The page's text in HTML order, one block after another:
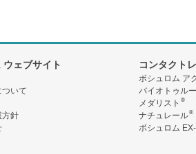
ウェブサイト
いて
方針
コンタクト
ボシュロム ア
バイオトゥルー
メダリスト ®
ナチュレール®
ボシュロム